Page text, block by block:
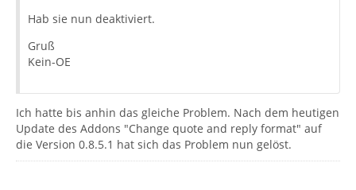
Hab sie nun deaktiviert.
Gruß
Kein-OE
Ich hatte bis anhin das gleiche Problem. Nach dem heutigen
Update des Addons "Change quote and reply format" auf
die Version 0.8.5.1 hat sich das Problem nun gelöst.